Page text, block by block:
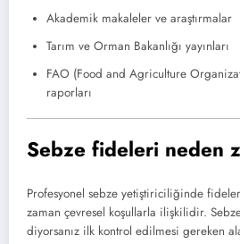
Akademik makaleler ve araştırmalar
Tarım ve Orman Bakanlığı yayınları
FAO (Food and Agriculture
raporları
Sebze fideleri neden
Profesyonel sebze yetiştiriciliğinde
zaman çevresel koşullarla ilişkilidir.
diyorsanız ilk kontrol edilmesi gereken